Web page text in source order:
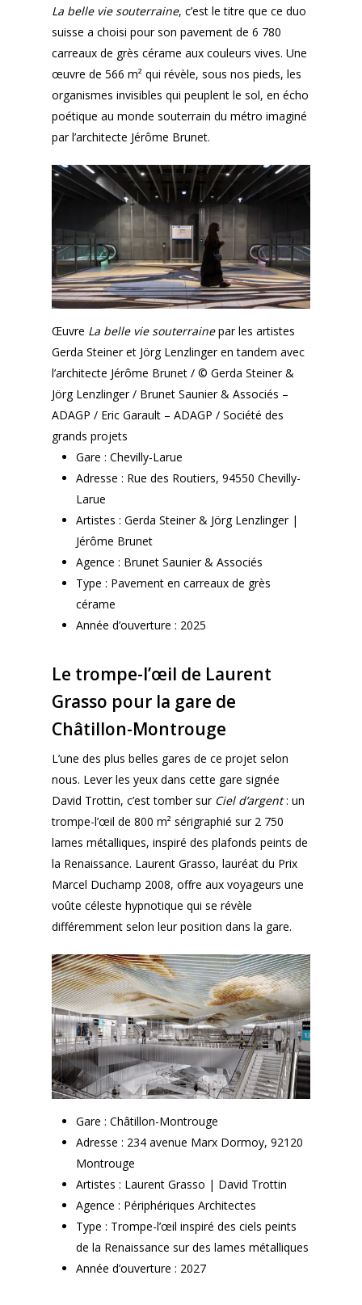
La belle vie souterraine, c’est le titre que ce duo
suisse a choisi pour son pavement de 6 780
carreaux de grès cérame aux couleurs vives. Une
œuvre de 566 m² qui révèle, sous nos pieds, les
organismes invisibles qui peuplent le sol, en écho
poétique au monde souterrain du métro imaginé
par l’architecte Jérôme Brunet.
Œuvre La belle vie souterrainepar les artistes
Gerda Steiner et Jörg Lenzlinger en tandem avec
l’architecte Jérôme Brunet / © Gerda Steiner &
Jörg Lenzlinger / Brunet Saunier & Associés –
ADAGP / Eric Garault – ADAGP / Société des
grands projets
Gare : Chevilly-Larue
Adresse : Rue des Routiers, 94550 Chevilly-
Larue
Artistes : Gerda Steiner & Jörg Lenzlinger |
Jérôme Brunet
Agence : Brunet Saunier & Associés
Type : Pavement en carreaux de grès
cérame
Année d’ouverture : 2025
Le trompe-l’œil de Laurent
Grasso pour la gare de
Châtillon-Montrouge
L’une des plus belles gares de ce projet selon
nous. Lever les yeux dans cette gare signée
David Trottin, c’est tomber sur Ciel d’argent: un
trompe-l’œil de 800 m² sérigraphié sur 2 750
lames métalliques, inspiré des plafonds peints de
la Renaissance. Laurent Grasso, lauréat du Prix
Marcel Duchamp 2008, offre aux voyageurs une
voûte céleste hypnotique qui se révèle
différemment selon leur position dans la gare.
Gare : Châtillon-Montrouge
Adresse : 234 avenue Marx Dormoy, 92120
Montrouge
Artistes : Laurent Grasso | David Trottin
Agence : Périphériques Architectes
Type : Trompe-l’œil inspiré des ciels peints
de la Renaissance sur des lames métalliques
Année d’ouverture : 2027